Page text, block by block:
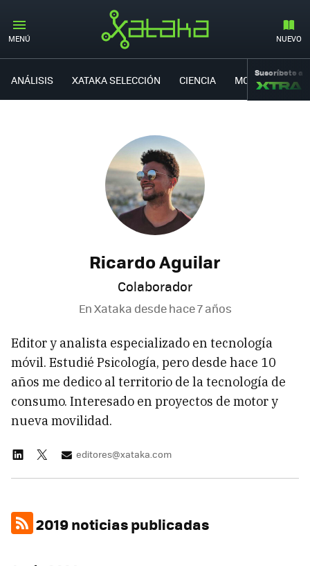
MENÚ NUEVO
ANÁLISIS XATAKA SELECCIÓN CIENCIA MOVILIDAD
Suscríbete a
Ricardo Aguilar
Colaborador
En Xataka desdehace 7 años
Editor y analista especializado en tecnología
móvil. Estudié Psicología, pero desde hace 10
años me dedico al territorio de la tecnología de
consumo. Interesado en proyectos de motor y
nueva movilidad.
editores@xataka.com
2019 noticias publicadas